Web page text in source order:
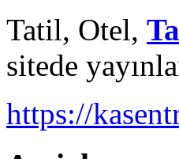
Tatil, Otel,
sitede
https://